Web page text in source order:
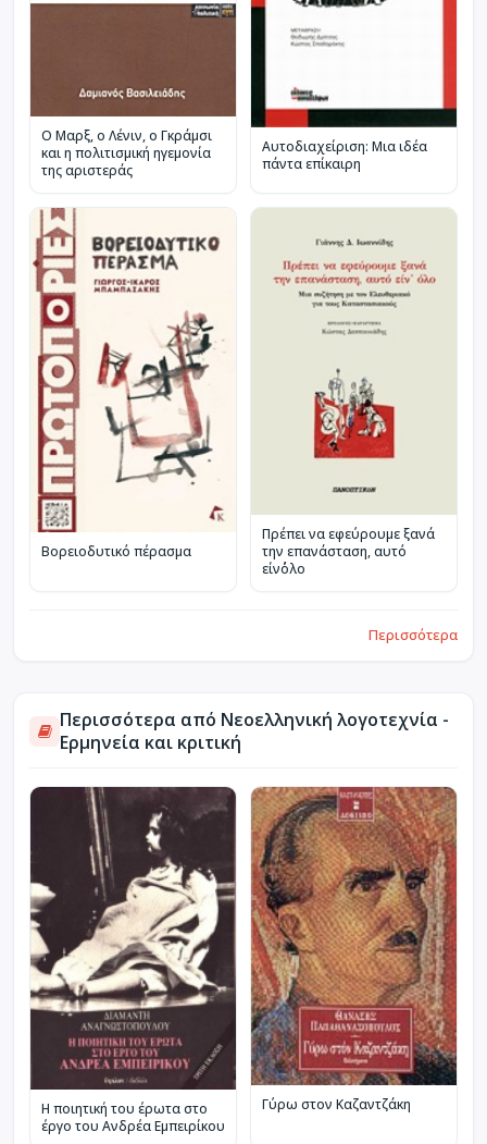
Ο Μαρξ, ο Λένιν, ο Γκράμσι
και η πολιτισμική ηγεμονία
της αριστεράς
Αυτοδιαχείριση: Μια ιδέα
πάντα επίκαιρη
Βορειοδυτικό πέρασμα
Πρέπει να εφεύρουμε ξανά
την επανάσταση, αυτό
είν΄όλο
Περισσότερα
Περισσότερα από Νεοελληνική λογοτεχνία -
Ερμηνεία και κριτική
Η ποιητική του έρωτα στο
έργο του Ανδρέα Εμπειρίκου
Γύρω στον Καζαντζάκη